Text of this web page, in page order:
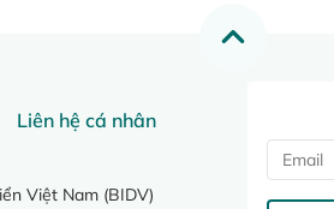
Liên hệ cá nhân
Việt Nam (BIDV)